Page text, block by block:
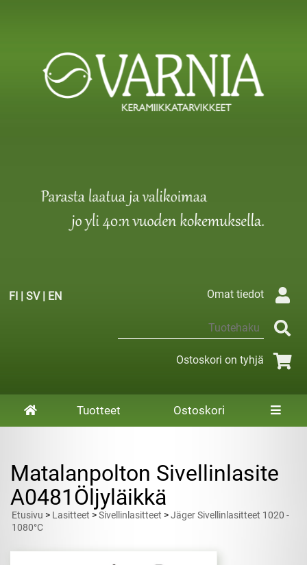
FI | SV| EN Omat tiedot
Ostoskori on tyhjä
Tuotteet Ostoskori
Matalanpolton Sivellinlasite
A0481Öljyläikkä
Etusivu > Lasitteet >Sivellinlasitteet >Jäger Sivellinlasitteet 1020 -
1080°C